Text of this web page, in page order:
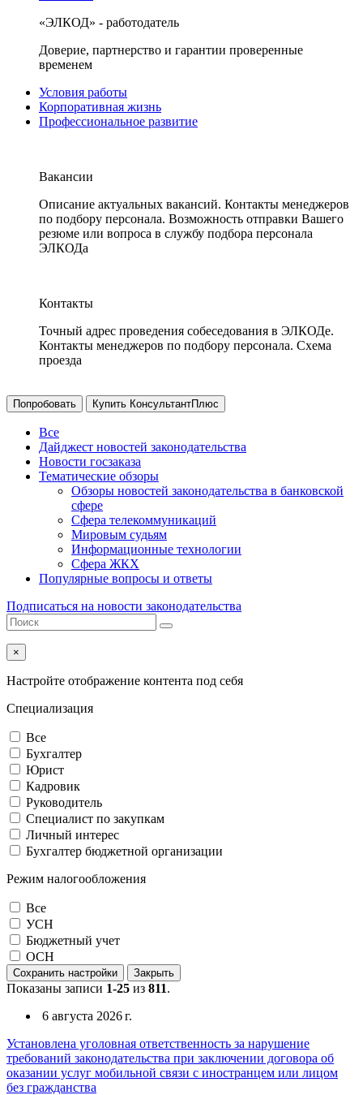
«ЭЛКОД» - работодатель
Доверие, партнерство и гарантии проверенные
временем
Условия работы
Корпоративная жизнь
Профессиональное развитие
Вакансии
Описание актуальных вакансий. Контакты менеджеров
по подбору персонала. Возможность отправки Вашего
резюме или вопроса в службу подбора персонала
ЭЛКОДа
Контакты
Точный адрес проведения собеседования в ЭЛКОДе.
Контакты менеджеров по подбору персонала. Схема
проезда
Попробовать Купить КонсультантПлюс
Все
Дайджест новостей законодательства
Новости госзаказа
Тематические обзоры
Обзоры новостей законодательства в банковской
сфере
Сфера телекоммуникаций
Мировым судьям
Информационные технологии
Сфера ЖКХ
Популярные вопросы и ответы
Подписаться на новости законодательства
×
Настройте отображение контента под себя
Специализация
Все
Бухгалтер
Юрист
Кадровик
Руководитель
Специалист по закупкам
Личный интерес
Бухгалтер бюджетной организации
Режим налогообложения
Все
УСН
Бюджетный учет
ОСН
Сохранить настройки Закрыть
Показаны записи 1-25 из 811.
6 августа 2026 г.
Установлена уголовная ответственность за нарушение
требований законодательства при заключении договора об
оказании услуг мобильной связи с иностранцем или лицом
без гражданства